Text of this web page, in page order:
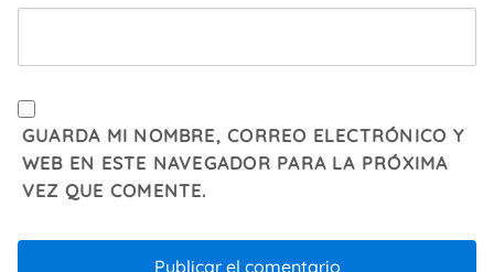
GUARDA MI NOMBRE, CORREO ELECTRÓNICO Y
WEB EN ESTE NAVEGADOR PARA LA PRÓXIMA
VEZ QUE COMENTE.